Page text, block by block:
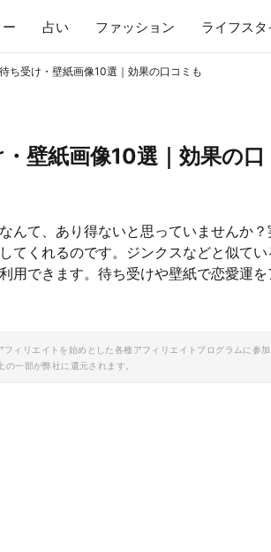
占い ファッション ライフスタ
ち受け・壁紙画像10選｜効果の口コミも
壁紙画像10選｜効果の口
んて、あり得ないと思っていませんか？
てくれるのです。ジンクスなどと似てい
用できます。待ち受けや壁紙で恋愛運を
ィリエイトを始めとした各種アフィリエイトプログラムに参加
一部が弊社に還元されます。